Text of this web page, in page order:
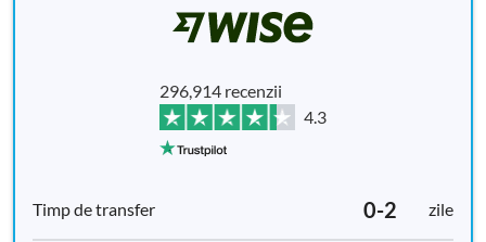
296,914 recenzii
4.3
0-2 zile